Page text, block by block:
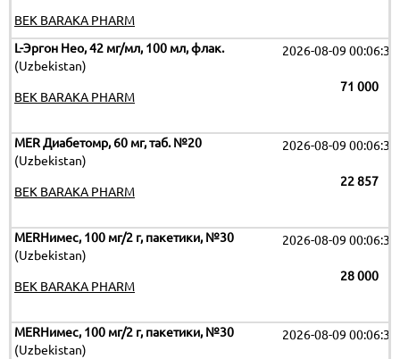
BEK BARAKA PHARM
L-Эргон Нео, 42 мг/мл, 100 мл, флак.
(Uzbekistan)
2026-08-09 00:06:32
71 000
BEK BARAKA PHARM
MER Диабетомр, 60 мг, таб. №20
(Uzbekistan)
2026-08-09 00:06:32
22 857
BEK BARAKA PHARM
MERНимес, 100 мг/2 г, пакетики, №30
(Uzbekistan)
2026-08-09 00:06:32
28 000
BEK BARAKA PHARM
MERНимес, 100 мг/2 г, пакетики, №30
(Uzbekistan)
2026-08-09 00:06:32